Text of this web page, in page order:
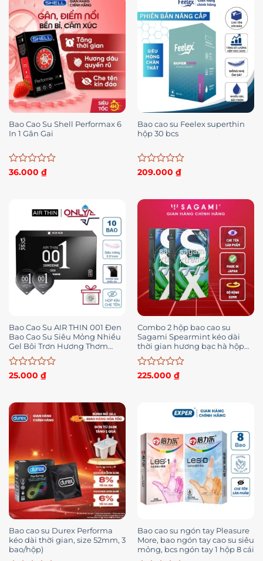
Bao Cao Su Shell Performax 6
In 1 Gân Gai
Được
36.000 ₫
Bao cao su Feelex superthin
hộp 30 bcs
Được
0
209.000 ₫
Bao Cao Su AIR THIN 001 Đen
Bao Cao Su Siêu Mỏng Nhiều
Gel Bôi Trơn Hương Thơm
Hộp 10 BCS
Được
0
5
sao
25.000 ₫
Combo 2 hộp bao cao su
Sagami Spearmint kéo dài
thời gian hương bạc hà hộp
10c
Được
225.000 ₫
Bao cao su Durex Performa
kéo dài thời gian, size 52mm, 3
bao/hộp)
Bao cao su ngón tay Pleasure
More, bao ngón tay cao su siêu
mỏng, bcs ngón tay 1 hộp 8 cái